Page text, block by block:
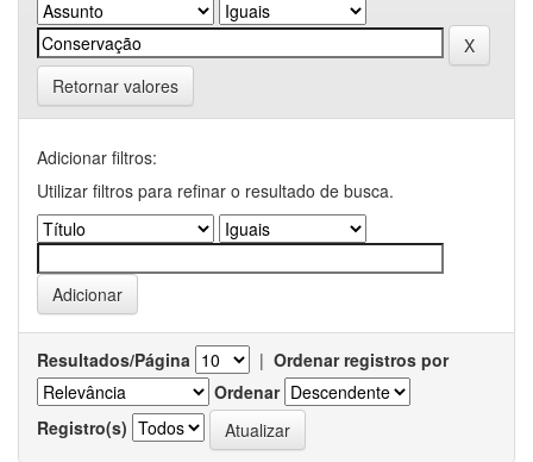
Retornar valores
Adicionar filtros:
Utilizar filtros para refinar o resultado de busca.
Resultados/Página | Ordenar registros por
Ordenar
Registro(s)